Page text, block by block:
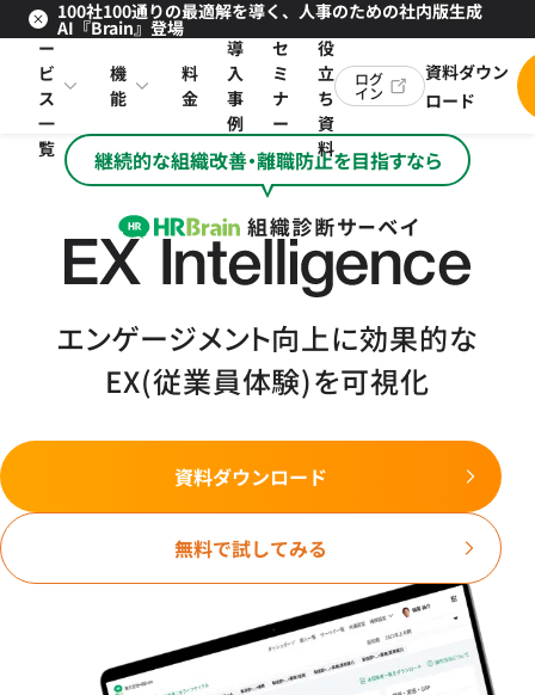
100社100通りの最適解を導く、人事のための社内版生成
AI『Brain』登場
サ
ー
ビ
ス
一
覧
機
能
料
金
導
入
事
例
セ
ミ
ナ
ー
お
役
立
ち
資
料
ログ
イン
資料ダウン
ロード
継続的な組織改善・離職防止を目指すなら
エンゲージメント向上に効果的な
EX(従業員体験)を可視化
資料ダウンロード
無料で試してみる